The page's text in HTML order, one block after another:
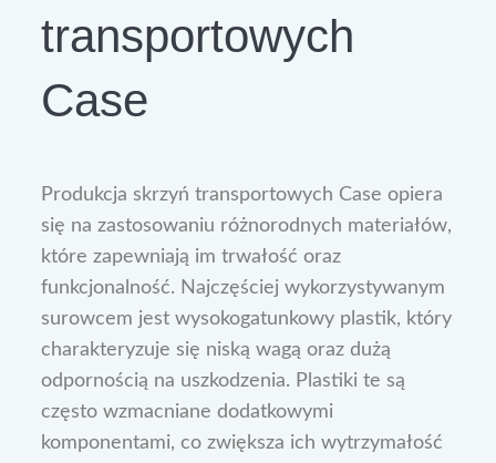
transportowych
Case
Produkcja skrzyń transportowych Case opiera
się na zastosowaniu różnorodnych materiałów,
które zapewniają im trwałość oraz
funkcjonalność. Najczęściej wykorzystywanym
surowcem jest wysokogatunkowy plastik, który
charakteryzuje się niską wagą oraz dużą
odpornością na uszkodzenia. Plastiki te są
często wzmacniane dodatkowymi
komponentami, co zwiększa ich wytrzymałość